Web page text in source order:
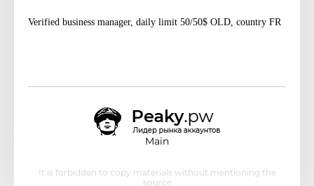
Verified business manager, daily limit 50/50$ OLD, country FR
Main
It is forbidden to copy materials without mentioning the
source